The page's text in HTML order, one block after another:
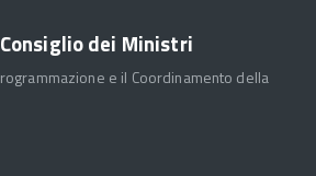
dei Ministri
e il Coordinamento della